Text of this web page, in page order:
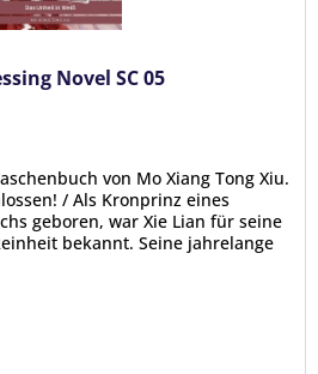
Novel SC 05
von Mo Xiang Tong Xiu.
/ Als Kronprinz eines
geboren, war Xie Lian für seine
bekannt. Seine jahrelange